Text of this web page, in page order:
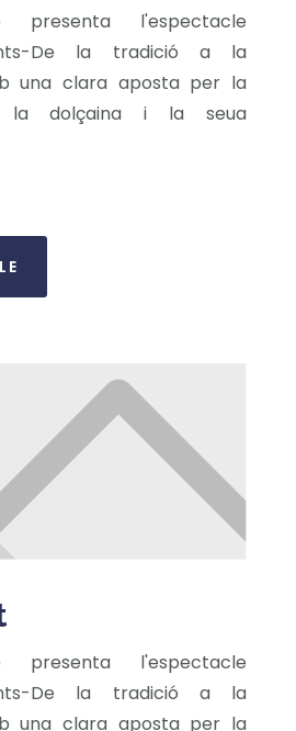
presenta l'espectacle
De la tradició a la
una clara aposta per la
la dolçaina i la seua
presenta l'espectacle
De la tradició a la
una clara aposta per la